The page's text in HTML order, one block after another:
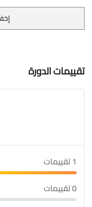
تقييمات الدورة
1 تقييمات
0 تقييمات